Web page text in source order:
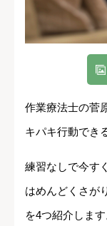
作業療法士の菅
キパキ行動でき
練習なしで今す
はめんどくさが
を4つ紹介します